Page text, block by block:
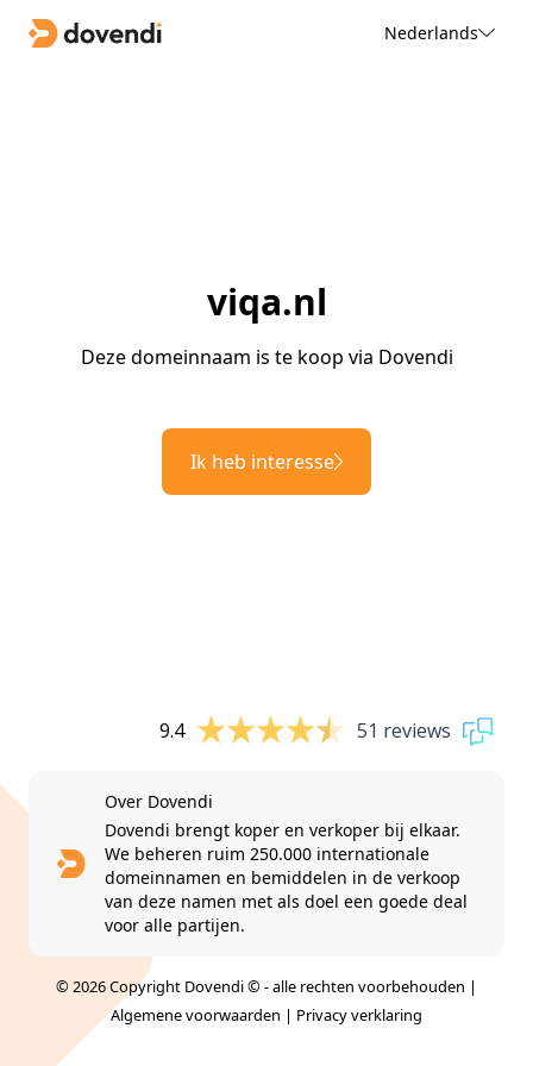
Nederlands
viqa.nl
Deze domeinnaam is te koop via Dovendi
Ik heb interesse
9.4 51 reviews
Over Dovendi
Dovendi brengt koper en verkoper bij elkaar.
We beheren ruim 250.000 internationale
domeinnamen en bemiddelen in de verkoop
van deze namen met als doel een goede deal
voor alle partijen.
© 2026 Copyright Dovendi © - alle rechten voorbehouden |
Algemene voorwaarden | Privacy verklaring